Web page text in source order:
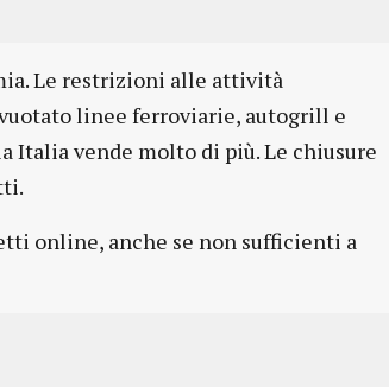
Le restrizioni alle attività
linee ferroviarie, autogrill e
Italia vende molto di più. Le chiusure
online, anche se non sufficienti a